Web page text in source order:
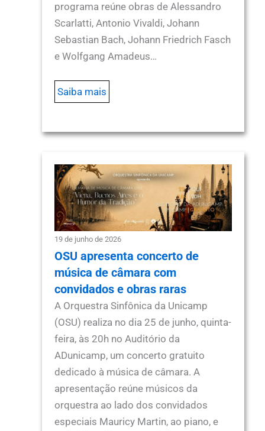
programa reúne obras de Alessandro
Scarlatti, Antonio Vivaldi, Johann
Sebastian Bach, Johann Friedrich Fasch
e Wolfgang Amadeus…
Saiba mais
19 de junho de 2026
OSU apresenta concerto de
música de câmara com
convidados e obras raras
A Orquestra Sinfônica da Unicamp
(OSU) realiza no dia 25 de junho, quinta-
feira, às 20h no Auditório da
ADunicamp, um concerto gratuito
dedicado à música de câmara. A
apresentação reúne músicos da
orquestra ao lado dos convidados
especiais Mauricy Martin, ao piano, e